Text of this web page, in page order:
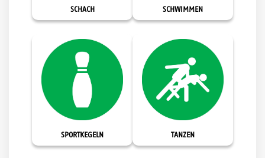
SCHACH SCHWIMMEN
SPORTKEGELN TANZEN